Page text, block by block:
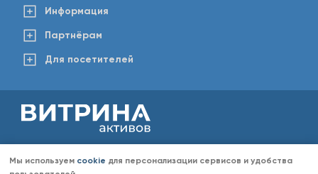
Информация
Партнёрам
Для посетителей
является публичной офертой, определяемой положениями Статьи 437 Гражданского кодекса РФ.
Любое копирование информации с сайта разрешено только с согласия администрации «Витрина
Мы используем cookie для персонализации сервисов и удобства